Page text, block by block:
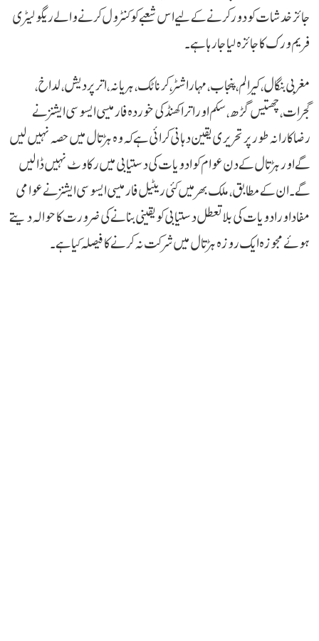
جائز خدشات کو دور کرنے کے لیے اس شعبے کو کنٹرول کرنے والے ریگولیٹری
فریم ورک کا جائزہ لیا جا رہا ہے۔
مغربی بنگال، کیرالم، پنجاب، مہاراشٹر، کرناٹک، ہریانہ، اتر پردیش، لداخ،
گجرات، چھتیس گڑھ، سکم اور اتراکھنڈ کی خوردہ فارمیسی ایسوسی ایشنز نے
رضاکارانہ طور پر تحریری یقین دہانی کرائی ہے کہ وہ ہڑتال میں حصہ نہیں لیں
گے اور ہڑتال کے دن عوام کو ادویات کی دستیابی میں رکاوٹ نہیں ڈالیں
گے۔ ان کے مطابق، ملک بھر میں کئی ریٹیل فارمیسی ایسوسی ایشنز نے عوامی
مفاد اور ادویات کی بلا تعطل دستیابی کو یقینی بنانے کی ضرورت کا حوالہ دیتے
ہوئے مجوزہ ایک روزہ ہڑتال میں شرکت نہ کرنے کا فیصلہ کیا ہے۔